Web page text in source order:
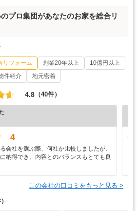
のプロ集団があなたのお家を総合リ
リフォーム 創業20年以上
10億円以上
件紹介 地元密着
4.8 （40件）
4
会社を選ぶ際、何社か比較しましたが、
納得でき、内容とのバランスもとても良
この会社の口コミをもっと見る >